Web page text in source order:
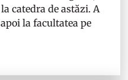
catedra de astăzi. A
la facultatea pe